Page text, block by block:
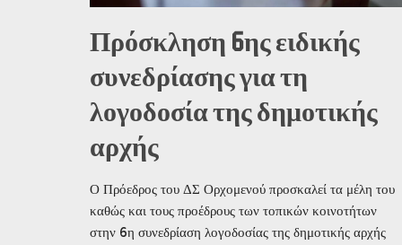
Πρόσκληση 6ης ειδικής
συνεδρίασης για τη
λογοδοσία της δημοτικής
αρχής
Ο Πρόεδρος του ΔΣ Ορχομενού προσκαλεί τα μέλη του
καθώς και τους προέδρους των τοπικών κοινοτήτων
στην 6η συνεδρίαση λογοδοσίας της δημοτικής αρχής